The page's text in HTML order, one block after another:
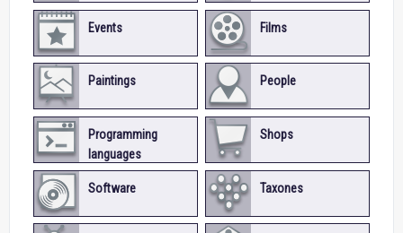
Events Films
Paintings People
Programming
languages
Shops
Software Taxones